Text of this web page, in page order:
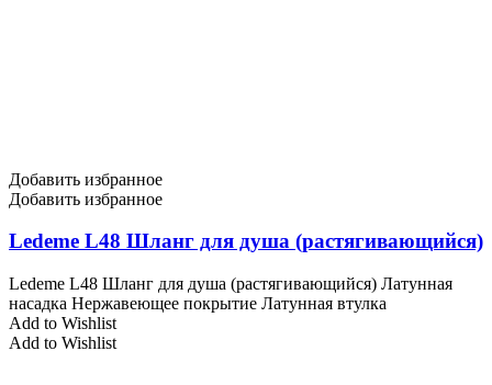
Добавить избранное
Добавить избранное
Ledeme L48 Шланг для душа (растягивающийся)
Ledeme L48 Шланг для душа (растягивающийся) Латунная
насадка Нержавеющее покрытие Латунная втулка
Add to Wishlist
Add to Wishlist